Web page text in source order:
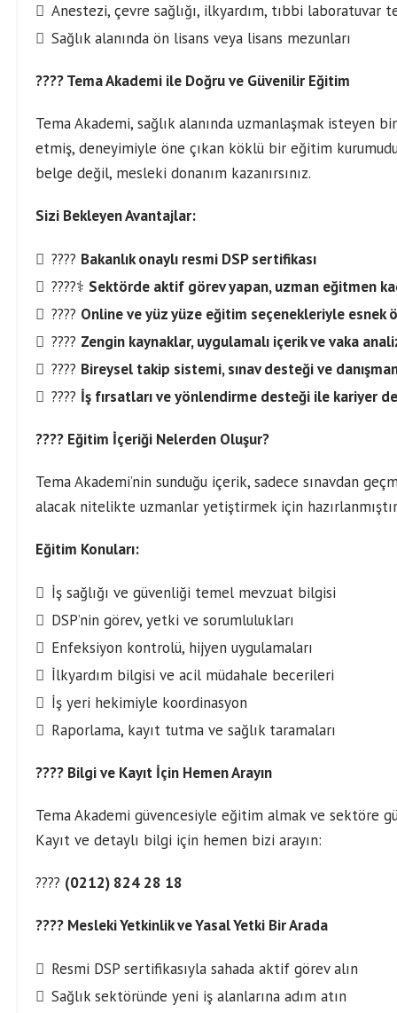
Anestezi, çevre sağlığı, ilkyardım, tıbbi laboratuvar
Sağlık alanında ön lisans veya lisans mezunları
???? Tema Akademi ile Doğru ve Güvenilir Eğitim
Tema Akademi, sağlık alanında uzmanlaşmak isteyen
etmiş, deneyimiyle öne çıkan köklü bir eğitim
belge değil, mesleki donanım kazanırsınız.
Sizi Bekleyen Avantajlar:
???? Bakanlık onaylı resmi DSP sertifikası
????‍⚕️ Sektörde aktif görev yapan, uzman eğitmen
???? Online ve yüz yüze eğitim seçenekleriyle esnek
???? Zengin kaynaklar, uygulamalı içerik ve vaka
???? Bireysel takip sistemi, sınav desteği ve
???? İş fırsatları ve yönlendirme desteği ile kariyer
???? Eğitim İçeriği Nelerden Oluşur?
Tema Akademi’nin sunduğu içerik, sadece sınavdan
alacak nitelikte uzmanlar yetiştirmek için
Eğitim Konuları:
İş sağlığı ve güvenliği temel mevzuat bilgisi
DSP’nin görev, yetki ve sorumlulukları
Enfeksiyon kontrolü, hijyen uygulamaları
İlkyardım bilgisi ve acil müdahale becerileri
İş yeri hekimiyle koordinasyon
Raporlama, kayıt tutma ve sağlık taramaları
???? Bilgi ve Kayıt İçin Hemen Arayın
Tema Akademi güvencesiyle eğitim almak ve sektöre
Kayıt ve detaylı bilgi için hemen bizi arayın:
???? (0212) 824 28 18
???? Mesleki Yetkinlik ve Yasal Yetki Bir Arada
Resmi DSP sertifikasıyla sahada aktif görev alın
Sağlık sektöründe yeni iş alanlarına adım atın